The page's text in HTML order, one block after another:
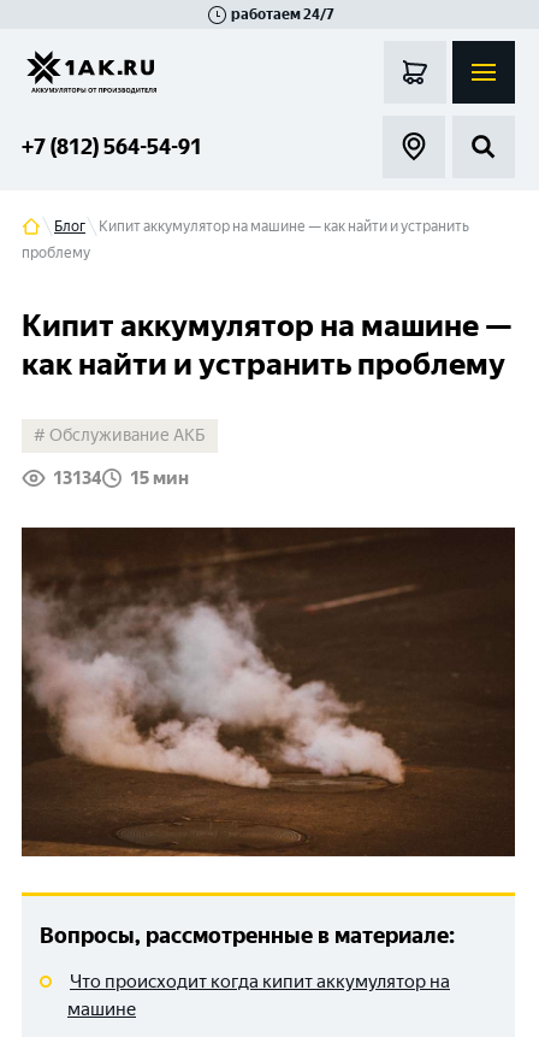
работаем 24/7
+7 (812) 564-54-91
Блог
Кипит аккумулятор на машине — как найти и устранить
проблему
Кипит аккумулятор на машине —
как найти и устранить проблему
Обслуживание АКБ
13134 15 мин
Вопросы, рассмотренные в материале:
Что происходит когда кипит аккумулятор на
машине
Гатчина